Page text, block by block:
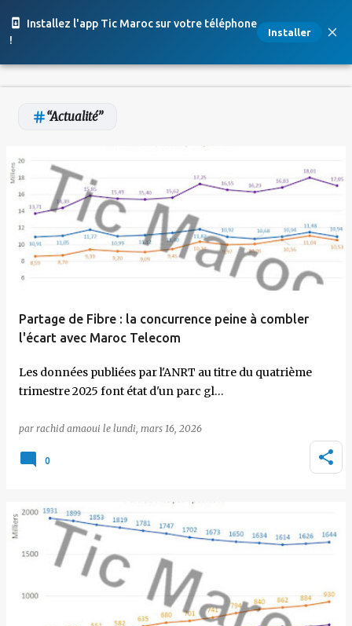
Installez l'app Tic Maroc sur votre téléphone
!
Installer
Accéder au contenu principal
Actualité
A
Partage de Fibre : la concurrence peine à combler
l'écart avec Maroc Telecom
Les données publiées par l'ANRT au titre du quatrième
trimestre 2025 font état d'un parc gl…
par rachid amaoui le lundi, mars 16, 2026
0